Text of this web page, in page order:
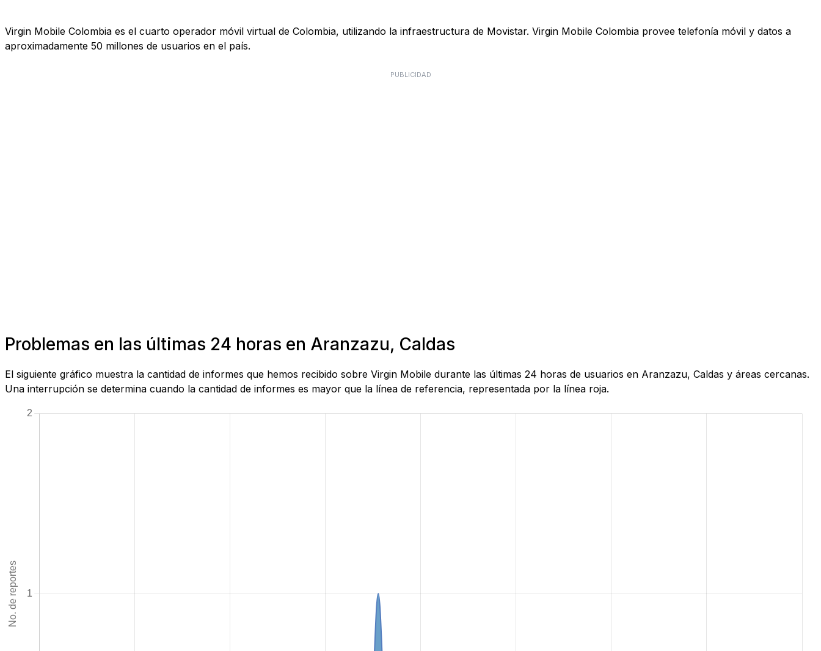
Virgin Mobile Colombia es el cuarto operador móvil virtual de Colombia, utilizando la infraestructura de Movistar. Virgin Mobile Colombia provee telefonía móvil y datos a
aproximadamente 50 millones de usuarios en el país.
PUBLICIDAD
Problemas en las últimas 24 horas en Aranzazu, Caldas
El siguiente gráfico muestra la cantidad de informes que hemos recibido sobre Virgin Mobile durante las últimas 24 horas de usuarios en Aranzazu, Caldas y áreas cercanas.
Una interrupción se determina cuando la cantidad de informes es mayor que la línea de referencia, representada por la línea roja.